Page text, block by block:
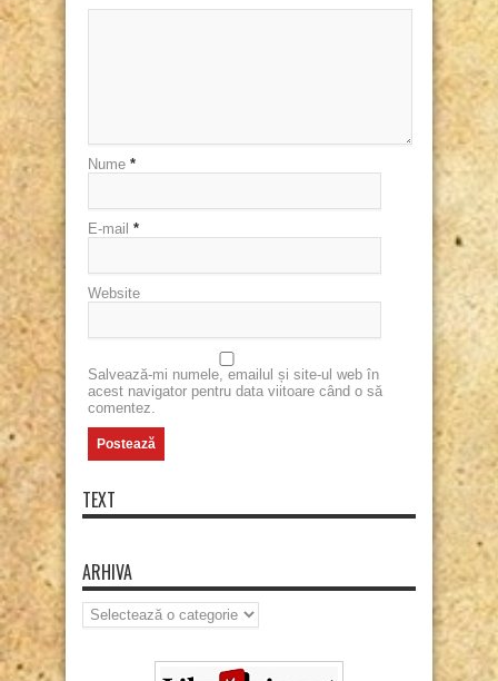
Nume *
E-mail *
Website
Salvează-mi numele, emailul și site-ul web în
acest navigator pentru data viitoare când o să
comentez.
TEXT
ARHIVA
Arhiva